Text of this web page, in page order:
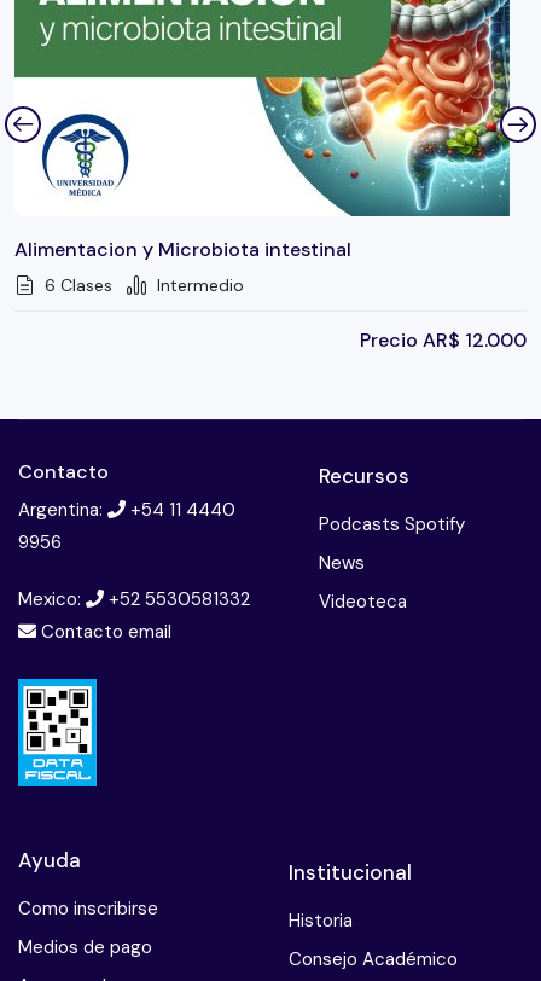
Alimentacion y Microbiota intestinal
6 Clases Intermedio
Precio AR$ 12.000
Contacto
Argentina:
+54 11 4440
9956
Mexico:
+52 5530581332
Contacto email
Recursos
Podcasts Spotify
News
Videoteca
Ayuda
Como inscribirse
Medios de pago
Institucional
Historia
Consejo Académico